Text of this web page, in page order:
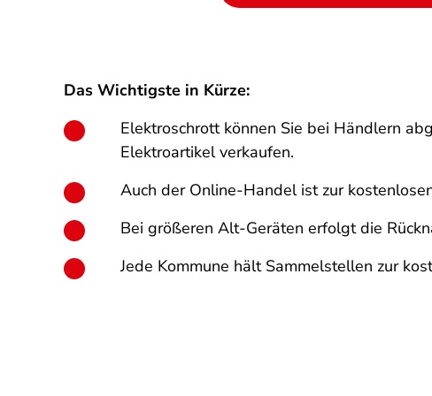
Das Wichtigste in Kürze:
Elektroschrott können Sie bei Händlern
Elektroartikel verkaufen.
Auch der Online-Handel ist zur
Bei größeren Alt-Geräten erfolgt die
Jede Kommune hält Sammelstellen zur